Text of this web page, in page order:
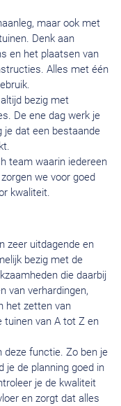
maar ook met
Denk aan
en het plaatsen van
Alles met één
bezig met
De ene dag werk je
je dat een bestaande
team waarin iedereen
we voor goed
kwaliteit.
zeer uitdagende en
bezig met de
die daarbij
van verhardingen,
het zetten van
van A tot Z en
deze functie. Zo ben je
je de planning goed in
je de kwaliteit
en zorgt dat alles